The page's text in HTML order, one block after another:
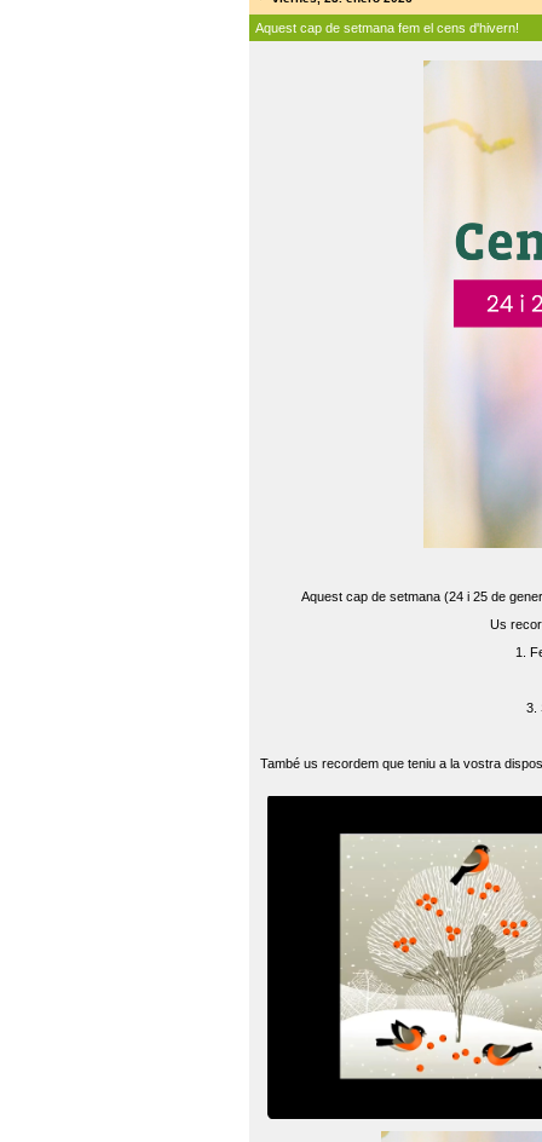
Aquest cap de setmana fem el cens d'hivern!
Aquest cap de setmana (24 i 25 de
Us
1.
3.
També us recordem que teniu a la vostra